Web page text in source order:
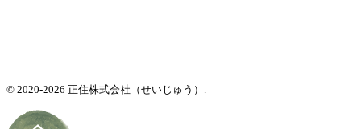
© 2020-2026 正住株式会社（せいじゅう）.